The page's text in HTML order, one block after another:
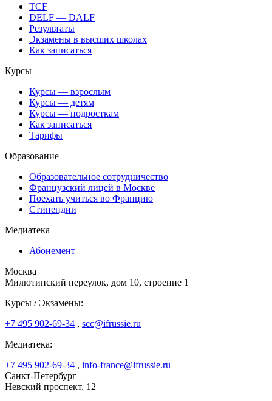
TCF
DELF — DALF
Результаты
Экзамены в высших школах
Как записаться
Курсы
Курсы — взрослым
Курсы — детям
Курсы — подросткам
Как записаться
Тарифы
Образование
Образовательное сотрудничество
Французский лицей в Москве
Поехать учиться во Францию
Стипендии
Медиатека
Абонемент
Москва
Милютинский переулок, дом 10, строение 1
Курсы / Экзамены:
+7 495 902-69-34 , scc@ifrussie.ru
Медиатека:
+7 495 902-69-34 , info-france@ifrussie.ru
Санкт-Петербург
Невский проспект, 12